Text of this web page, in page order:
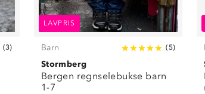
(3)
LAVPRIS
Barn (5)
Stormberg
Bergen regnselebukse barn
1-7